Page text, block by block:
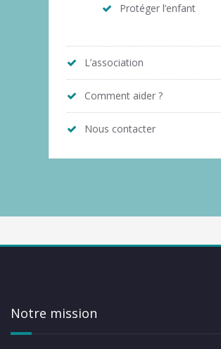
Protéger l’enfant
L’association
Comment aider ?
Nous contacter
Notre mission